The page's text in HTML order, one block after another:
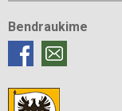
Bendraukime